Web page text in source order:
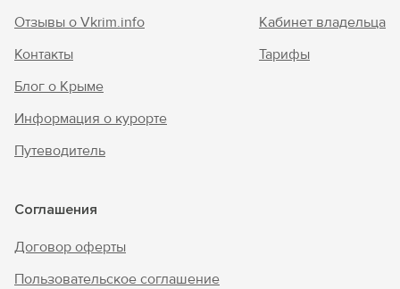
Отзывы о Vkrim.info
Контакты
Блог о Крыме
Информация о курорте
Путеводитель
Кабинет владельца
Тарифы
Соглашения
Договор оферты
Пользовательское соглашение